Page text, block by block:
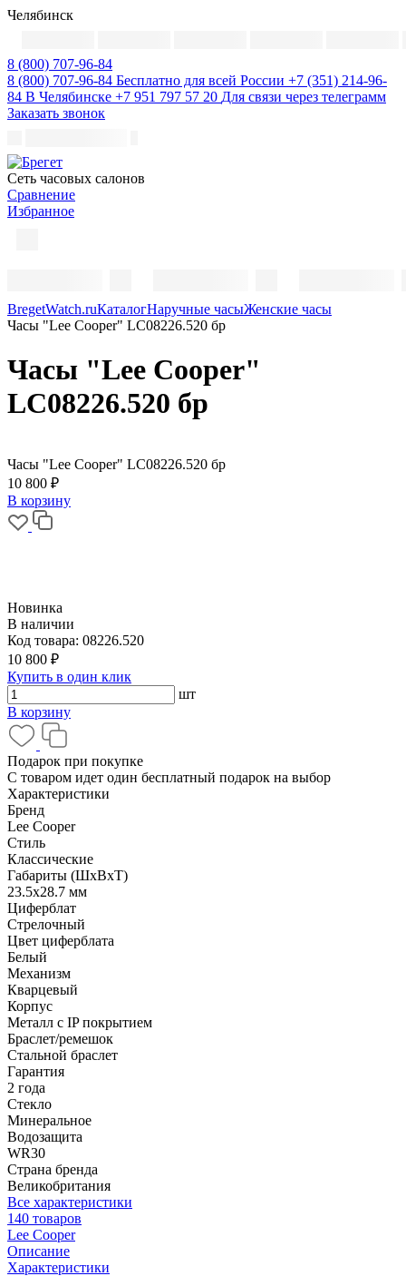
Челябинск
8 (800) 707-96-84
8 (800) 707-96-84 Бесплатно для всей России +7 (351) 214-96-
84 В Челябинске +7 951 797 57 20 Для связи через телеграмм
Заказать звонок
Cеть часовых салонов
Сравнение
Избранное
BregetWatch.ruКаталогНаручные часыЖенские часы
Часы "Lee Cooper" LC08226.520 бр
Часы "Lee Cooper"
LC08226.520 бр
Часы "Lee Cooper" LC08226.520 бр
10 800 ₽
В корзину
Новинка
В наличии
Код товара: 08226.520
10 800 ₽
Купить в один клик
шт
В корзину
Подарок при покупке
С товаром идет один бесплатный подарок на выбор
Характеристики
Бренд
Lee Cooper
Стиль
Классические
Габариты (ШхВхТ)
23.5x28.7 мм
Циферблат
Стрелочный
Цвет циферблата
Белый
Механизм
Кварцевый
Корпус
Металл с IP покрытием
Браслет/ремешок
Стальной браслет
Гарантия
2 года
Стекло
Минеральное
Водозащита
WR30
Страна бренда
Великобритания
Все характеристики
140 товаров
Lee Cooper
Описание
Характеристики